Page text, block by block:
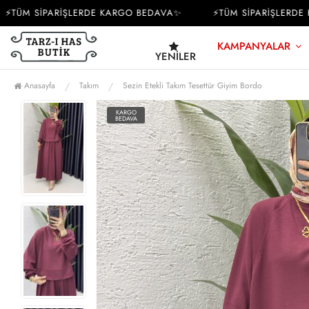
SİPARİŞLERDE KARGO BEDAVA✨ ⚡TÜM SİPARİŞLERDE
YENILER
KAMPANYALAR
Anasayfa Takım Sezin Etekli Takım Tesettür Giyim Bordo
KARGO
BEDAVA